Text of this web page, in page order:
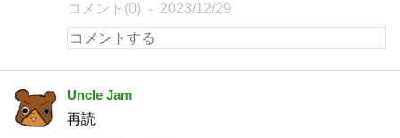
コメント(0) 2023/12/29
Uncle Jam
再読